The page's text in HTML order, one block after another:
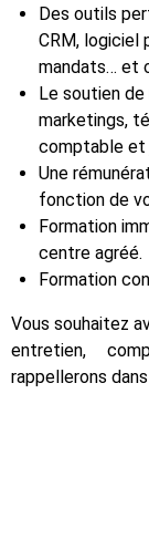
Des outils
CRM, logiciel
mandats… et
Le soutien
marketings,
comptable et
Une
fonction de
Formation
centre agréé.
Formation
Vous souhaitez
entretien,
rappellerons